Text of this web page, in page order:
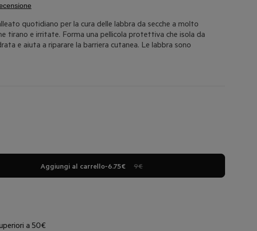
quotidiano per la cura delle labbra da secche a molto
tirano e irritate. Forma una pellicola protettiva che isola da
e aiuta a riparare la barriera cutanea. Le labbra sono
Aggiungi al carrello-6.75€ 9€
a 50€